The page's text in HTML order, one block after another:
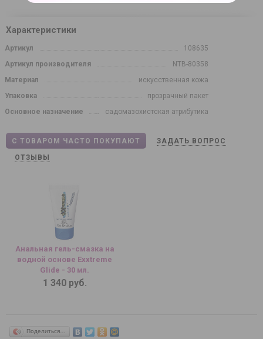
Характеристики
Артикул
108635
Артикул производителя
NTB-80358
Материал
искусственная кожа
Упаковка
прозрачный пакет
Основное назначение
садомазохистская атрибутика
С ТОВАРОМ ЧАСТО ПОКУПАЮТ
ЗАДАТЬ ВОПРОС
ОТЗЫВЫ
Анальная гель-смазка на
водной основе Exxtreme
Glide - 30 мл.
1 340 руб.
Поделиться…